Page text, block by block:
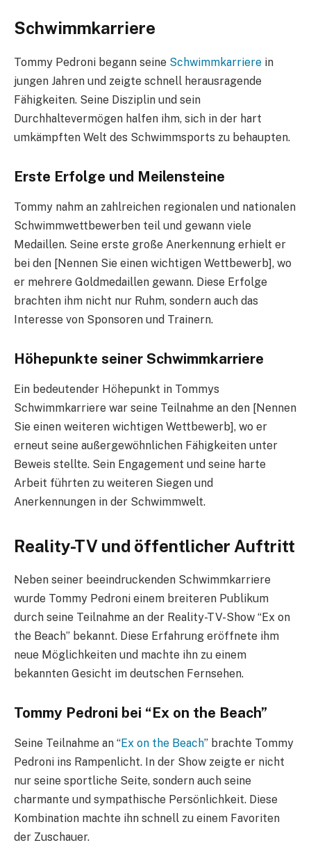
Schwimmkarriere
Tommy Pedroni begann seine Schwimmkarriere in
jungen Jahren und zeigte schnell herausragende
Fähigkeiten. Seine Disziplin und sein
Durchhaltevermögen halfen ihm, sich in der hart
umkämpften Welt des Schwimmsports zu behaupten.
Erste Erfolge und Meilensteine
Tommy nahm an zahlreichen regionalen und nationalen
Schwimmwettbewerben teil und gewann viele
Medaillen. Seine erste große Anerkennung erhielt er
bei den [Nennen Sie einen wichtigen Wettbewerb], wo
er mehrere Goldmedaillen gewann. Diese Erfolge
brachten ihm nicht nur Ruhm, sondern auch das
Interesse von Sponsoren und Trainern.
Höhepunkte seiner Schwimmkarriere
Ein bedeutender Höhepunkt in Tommys
Schwimmkarriere war seine Teilnahme an den [Nennen
Sie einen weiteren wichtigen Wettbewerb], wo er
erneut seine außergewöhnlichen Fähigkeiten unter
Beweis stellte. Sein Engagement und seine harte
Arbeit führten zu weiteren Siegen und
Anerkennungen in der Schwimmwelt.
Reality-TV und öffentlicher Auftritt
Neben seiner beeindruckenden Schwimmkarriere
wurde Tommy Pedroni einem breiteren Publikum
durch seine Teilnahme an der Reality-TV-Show “Ex on
the Beach” bekannt. Diese Erfahrung eröffnete ihm
neue Möglichkeiten und machte ihn zu einem
bekannten Gesicht im deutschen Fernsehen.
Tommy Pedroni bei “Ex on the Beach”
Seine Teilnahme an “Ex on the Beach” brachte Tommy
Pedroni ins Rampenlicht. In der Show zeigte er nicht
nur seine sportliche Seite, sondern auch seine
charmante und sympathische Persönlichkeit. Diese
Kombination machte ihn schnell zu einem Favoriten
der Zuschauer.